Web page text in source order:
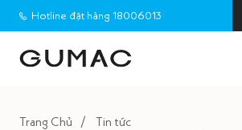
Hotline đặt hàng 18006013
Trang Chủ
Tin tức